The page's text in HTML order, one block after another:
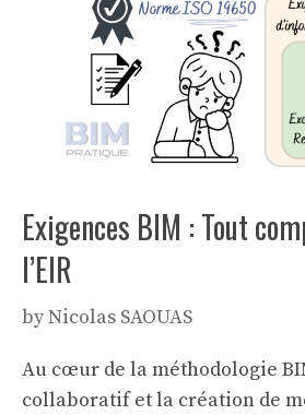
Exigences BIM : Tout
l’EIR
byNicolas SAOUAS
Au cœur de la méthodologie
collaboratif et la création de